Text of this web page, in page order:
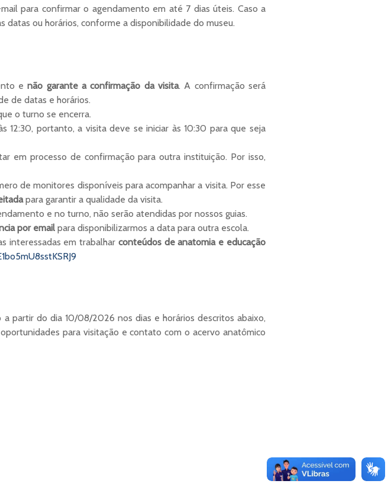
para confirmar o agendamento em até 7 dias úteis. Caso a
ou horários, conforme a disponibilidade do museu.
enão garante a confirmação da visita. A confirmação será
de datas e horários.
o turno se encerra.
12:30, portanto, a visita deve se iniciar às 10:30 para que seja
em processo de confirmação para outra instituição. Por isso,
de monitores disponíveis para acompanhar a visita. Por esse
para garantir a qualidade da visita.
e no turno, não serão atendidas por nossos guias.
por email para disponibilizarmos a data para outra escola.
interessadas em trabalhar conteúdos de anatomia e educação
partir do dia 10/08/2026 nos dias e horários descritos abaixo,
para visitação e contato com o acervo anatômico